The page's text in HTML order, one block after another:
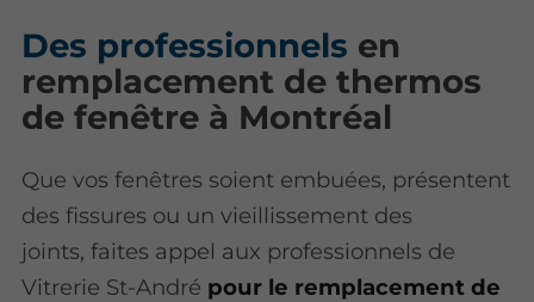
Des professionnels en
remplacement de thermos
de fenêtre à Montréal
Que vos fenêtres soient embuées, présentent
des fissures ou un vieillissement des
joints, faites appel aux professionnels de
Vitrerie St-André pour le remplacement de